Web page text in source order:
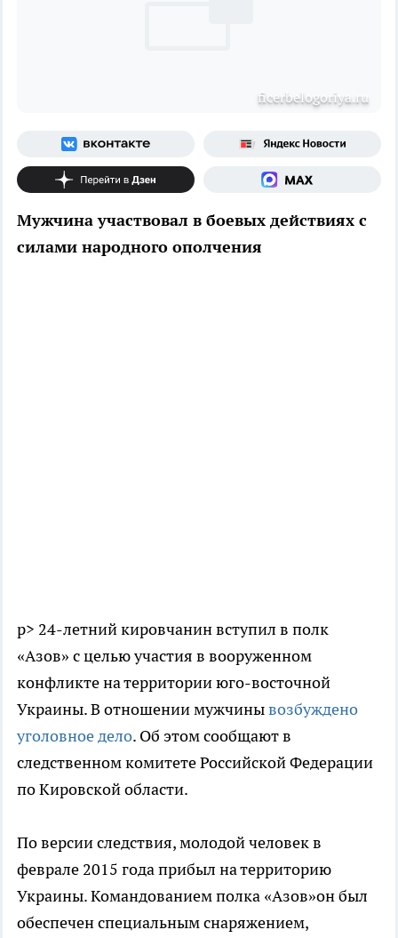
ficerbelogoriya.ru
Мужчина участвовал в боевых действиях с
силами народного ополчения
p> 24-летний кировчанин вступил в полк
«Азов» с целью участия в вооруженном
конфликте на территории юго-восточной
Украины. В отношении мужчинывозбуждено
уголовное дело. Об этом сообщают в
следственном комитете Российской Федерации
по Кировской области.
По версии следствия, молодой человек в
феврале 2015 года прибыл на территорию
Украины. Командованием полка «Азов»он был
обеспечен специальным снаряжением,